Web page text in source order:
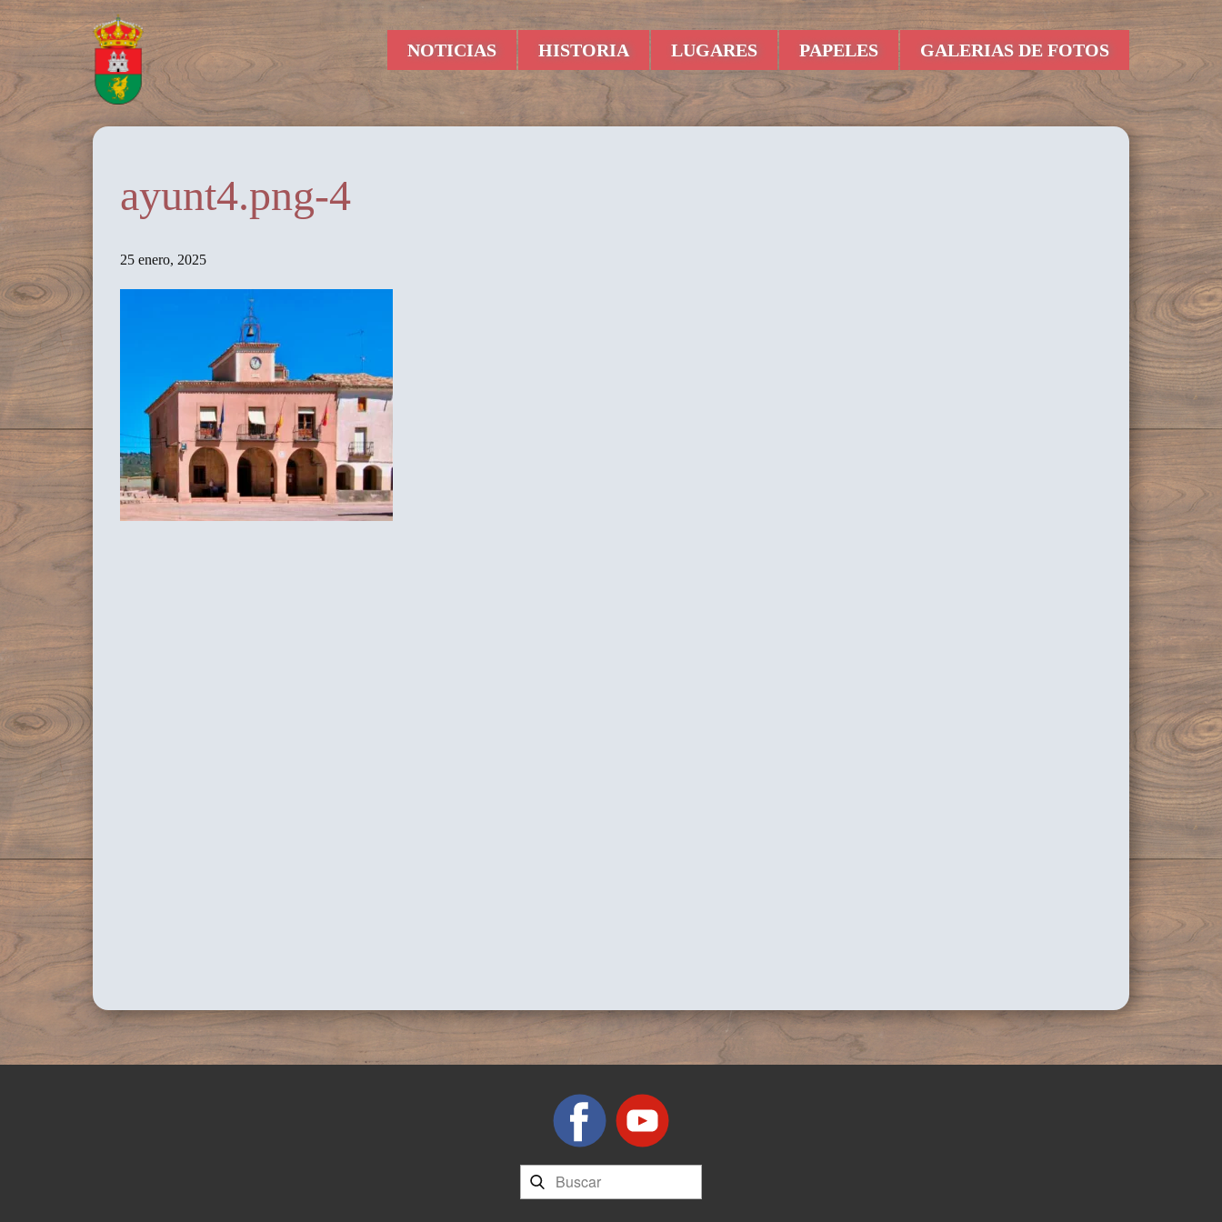
NOTICIAS HISTORIA LUGARES PAPELES GALERIAS DE FOTOS
ayunt4.png-4
25 enero, 2025